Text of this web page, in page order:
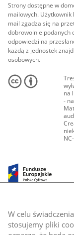
W celu
stosujemy pliki
Strony dostępne w
mailowych.
mail zgadza się na
dobrowolnie podanych
odpowiedzi na
każdą z jednostek
osobowych.
na
-